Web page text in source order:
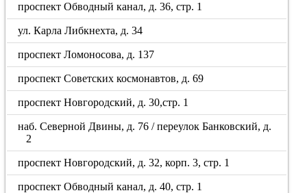
проспект Обводный канал, д. 36, стр. 1
ул. Карла Либкнехта, д. 34
проспект Ломоносова, д. 137
проспект Советских космонавтов, д. 69
проспект Новгородский, д. 30,стр. 1
наб. Северной Двины, д. 76 / переулок Банковский, д.
2
проспект Новгородский, д. 32, корп. 3, стр. 1
проспект Обводный канал, д. 40, стр. 1